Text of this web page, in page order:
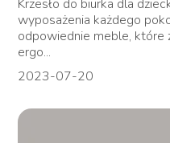
Krzesło do biurka dla
wyposażenia każdego
odpowiednie meble, które
ergo...
2023-07-20